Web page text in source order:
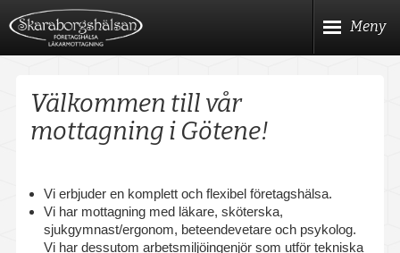
Hoppa
till
huvudinnehållet
Meny
Våra hälsokontroller
Kom igång med Företagshälsa
Hälso- & Arbetsprofilsbedömning
Välkommen till vår
mottagning i Götene!
Vi erbjuder en komplett och flexibel företagshälsa.
Vi har mottagning med läkare, sköterska,
sjukgymnast/ergonom, beteendevetare och psykolog.
Vi har dessutom arbetsmiljöingenjör som utför tekniska